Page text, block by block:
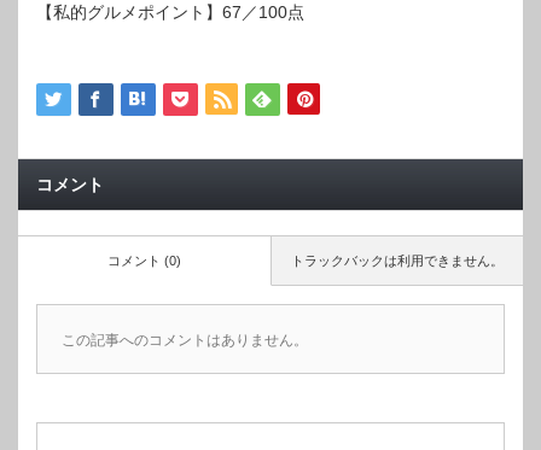
【私的グルメポイント】67／100点
コメント
トラックバックは利用できません。
コメント (0)
この記事へのコメントはありません。